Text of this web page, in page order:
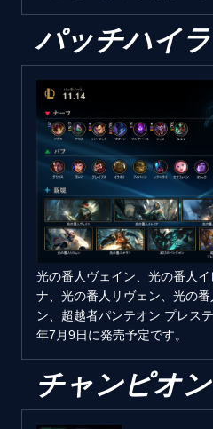
パッチハイ
光の番人ヴェイン、光の番人
ナ、光の番人リヴェン、光の
ン、超越者パンテオン プレス
年7月9日に発売予定です。
チャンピオン